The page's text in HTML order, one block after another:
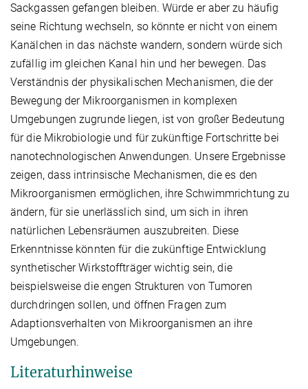
Sackgassen gefangen bleiben. Würde er aber zu häufig
seine Richtung wechseln, so könnte er nicht von einem
Kanälchen in das nächste wandern, sondern würde sich
zufällig im gleichen Kanal hin und her bewegen. Das
Verständnis der physikalischen Mechanismen, die der
Bewegung der Mikroorganismen in komplexen
Umgebungen zugrunde liegen, ist von großer Bedeutung
für die Mikrobiologie und für zukünftige Fortschritte bei
nanotechnologischen Anwendungen. Unsere Ergebnisse
zeigen, dass intrinsische Mechanismen, die es den
Mikroorganismen ermöglichen, ihre Schwimmrichtung zu
ändern, für sie unerlässlich sind, um sich in ihren
natürlichen Lebensräumen auszubreiten. Diese
Erkenntnisse könnten für die zukünftige Entwicklung
synthetischer Wirkstoffträger wichtig sein, die
beispielsweise die engen Strukturen von Tumoren
durchdringen sollen, und öffnen Fragen zum
Adaptionsverhalten von Mikroorganismen an ihre
Umgebungen.
Literaturhinweise